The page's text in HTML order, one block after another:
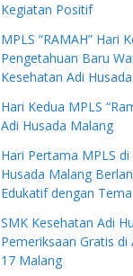
Kegiatan Positif
MPLS “RAMAH” Hari
Pengetahuan Baru
Kesehatan Adi
Hari Kedua MPLS
Adi Husada Malang
Hari Pertama MPLS
Husada Malang
Edukatif dengan
SMK Kesehatan Adi
Pemeriksaan Gratis
17 Malang